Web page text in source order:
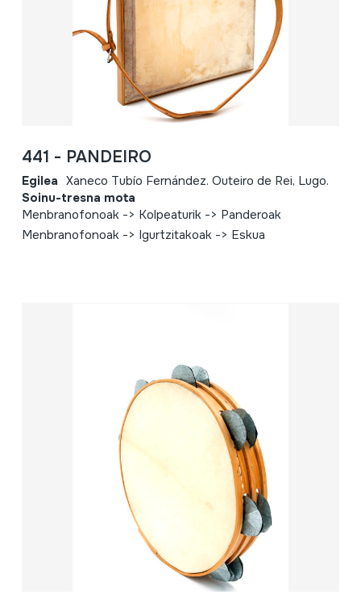
441 - PANDEIRO
Egilea Xaneco Tubío Fernández. Outeiro de Rei, Lugo.
Soinu-tresna mota
Menbranofonoak -> Kolpeaturik -> Panderoak
Menbranofonoak -> Igurtzitakoak -> Eskua